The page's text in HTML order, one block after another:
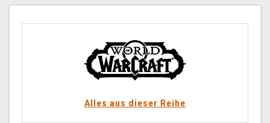
Alles aus dieser Reihe